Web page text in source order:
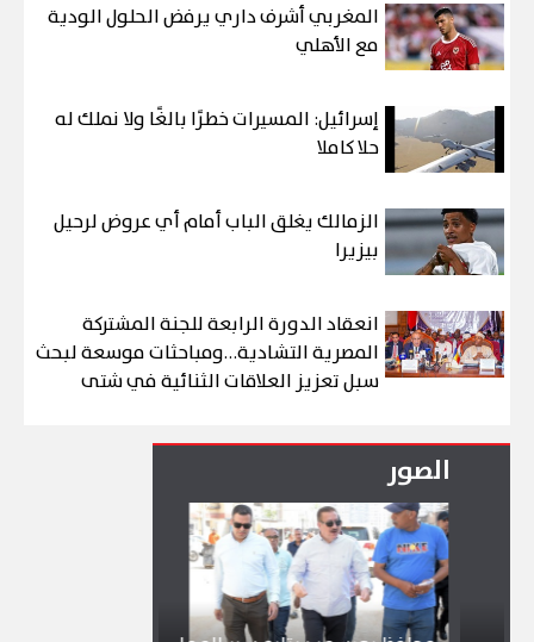
المغربي أشرف داري يرفض الحلول الودية
مع الأهلي
إسرائيل: المسيرات خطرًا بالغًا ولا نملك له
حلا كاملا
الزمالك يغلق الباب أمام أي عروض لرحيل
بيزيرا
انعقاد الدورة الرابعة للجنة المشتركة
المصرية التشادية…ومباحثات موسعة لبحث
سبل تعزيز العلاقات الثنائية في شتى
الصور